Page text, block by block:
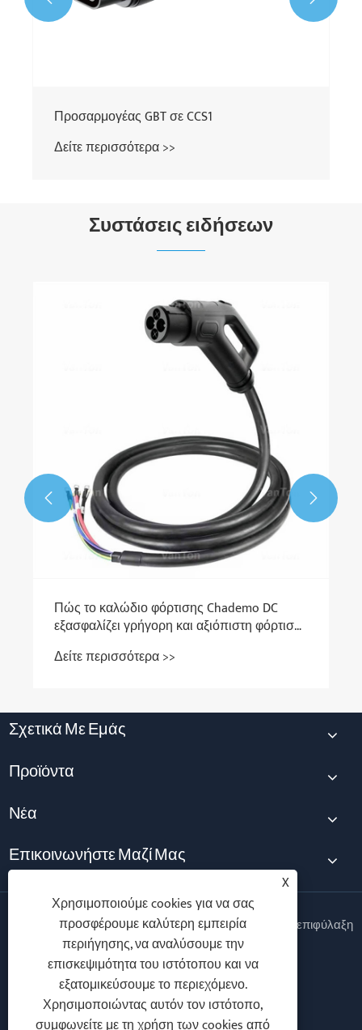
Συστάσεις ειδήσεων
Chademo DC
αξιόπιστη φόρτιση
Γιατί να επιλέξετε φορτιστή
ηλεκτρική κινητικότητα;
Δείτε περισσότερα >>
 
Σχετικά Με Εμάς
Προϊόντα
Νέα
Επικοινωνήστε Μαζί Μας
Copyright © 2025 Ningbo Vanton EV Charger Co., Ltd. Με επιφύλαξη
παντός δικαιώματος.
Follow Us
X
Χρησιμοποιούμε cookies για να σας
προσφέρουμε καλύτερη εμπειρία
περιήγησης, να αναλύσουμε την
επισκεψιμότητα του ιστότοπου και να
εξατομικεύσουμε το περιεχόμενο.
Χρησιμοποιώντας αυτόν τον ιστότοπο,
συμφωνείτε με τη χρήση των cookies από